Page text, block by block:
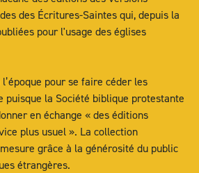
des Écritures-Saintes qui, depuis la
pour l'usage des églises
pour se faire céder les
puisque la Société biblique protestante
en échange « des éditions
plus usuel ». La collection
grâce à la générosité du public
étrangères.